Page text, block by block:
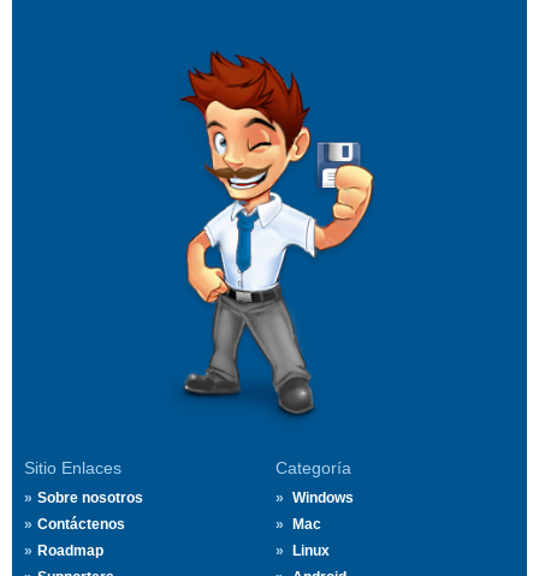
Sitio Enlaces
Sobre nosotros
Contáctenos
Roadmap
Categoría
Windows
Mac
Linux